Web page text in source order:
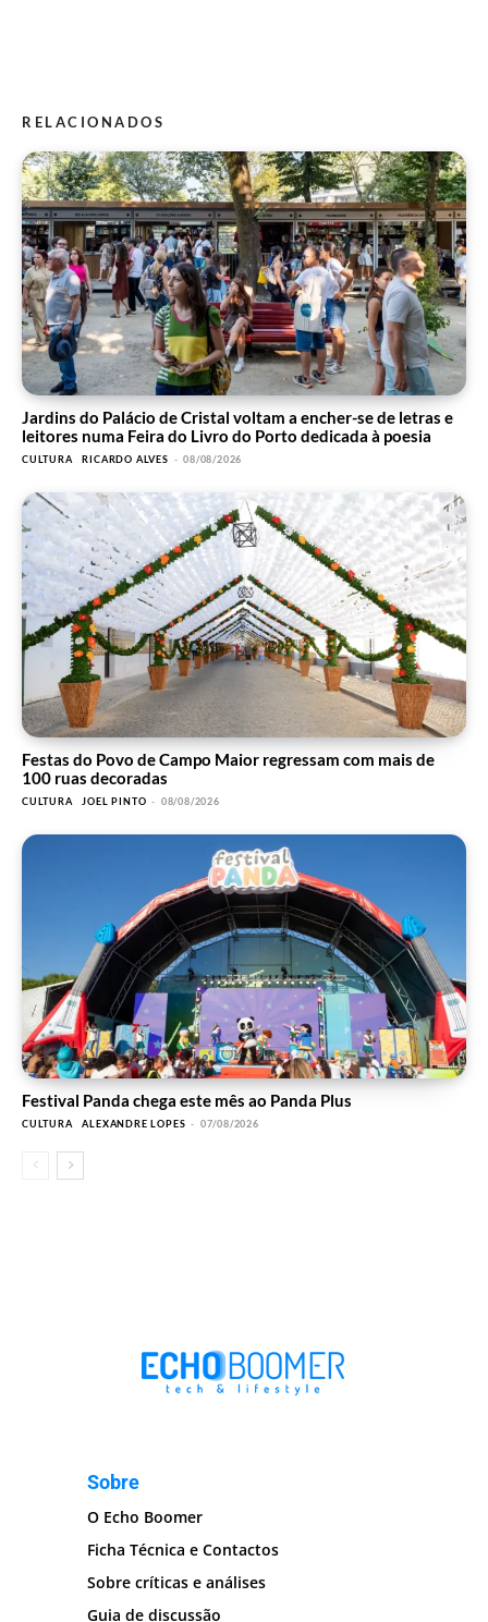
RELACIONADOS
Jardins do Palácio de Cristal voltam a encher-se de letras e
leitores numa Feira do Livro do Porto dedicada à poesia
CULTURA RICARDO ALVES - 08/08/2026
Festas do Povo de Campo Maior regressam com mais de
100 ruas decoradas
CULTURA JOEL PINTO - 08/08/2026
Festival Panda chega este mês ao Panda Plus
CULTURA ALEXANDRE LOPES - 07/08/2026
Sobre
O Echo Boomer
Ficha Técnica e Contactos
Sobre críticas e análises
Guia de discussão